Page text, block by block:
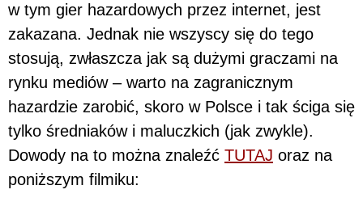
w tym gier hazardowych przez internet, jest
zakazana. Jednak nie wszyscy się do tego
stosują, zwłaszcza jak są dużymi graczami na
rynku mediów – warto na zagranicznym
hazardzie zarobić, skoro w Polsce i tak ściga się
tylko średniaków i maluczkich (jak zwykle).
Dowody na to można znaleźć TUTAJ oraz na
poniższym filmiku: